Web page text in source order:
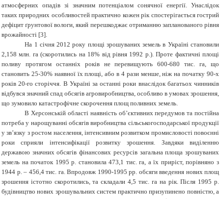
атмосферних опадів зі значним потенціалом сонячної енергії. Унаслідок
таких природних особливостей практично кожен рік спостерігається гострий
дефіцит ґрунтової вологи, який перешкоджає отриманню запланованого рівня
врожайності [3].
На 1 січня 2012 року площі зрошуваних земель в Україні становили
2,158 млн. га (скоротились на 18% від рівня 1992 р.). Проте фактичні площі
поливу протягом останніх років не перевищують 600-680 тис. га, що
становить 25-30% наявної їх площі, або в 4 рази менше, ніж на початку 90-х
років 20-го сторіччя. В Україні за останні роки внаслідок багатьох чинників
відбувся значний спад обсягів агровиробництва, особливо в умовах зрошення,
що зумовило катастрофічне скорочення площ поливних земель.
В Херсонській області наявність об’єктивних передумов та постійна
потреба у нарощуванні обсягів виробництва сільськогосподарської продукції
у зв’язку з ростом населення, інтенсивним розвитком промисловості повоєнні
роки сприяли інтенсифікації розвитку зрошення. Завдяки виділенню
державою значних обсягів фінансових ресурсів загальна площа зрошуваних
земель на початок 1995 р. становила 473,1 тис. га, а їх приріст, порівняно з
1944 р. – 456,4 тис. га. Впродовж 1990-1995 рр. обсяги введення нових площ
зрошення істотно скоротились, та складали 4,5 тис. га на рік. Після 1995 р.
будівництво нових зрошувальних систем практично призупинено повністю, а